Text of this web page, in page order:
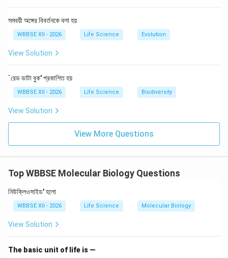
সমবয়ী অঙ্গের বিবর্তনকে বলা হয়
WBBSE XII - 2026 Life Science Evolution
View Solution
`রেড ডাটা বুক' প্রকাশিত হয়
WBBSE XII - 2026 Life Science Biodiversity
View Solution
View More Questions
Top WBBSE Molecular Biology Questions
নিউক্লিওসাইড' হলো
WBBSE XII - 2026 Life Science Molecular Biology
View Solution
The basic unit of life is —